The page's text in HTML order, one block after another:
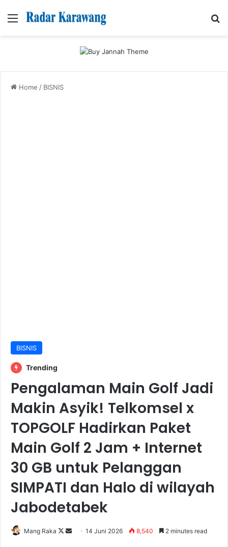
Menu
Home / BISNIS
BISNIS
Trending
Pengalaman Main Golf Jadi
Makin Asyik! Telkomsel x
TOPGOLF Hadirkan Paket
Main Golf 2 Jam + Internet
30 GB untuk Pelanggan
SIMPATI dan Halo di wilayah
Jabodetabek
Mang Raka
Follow
Send14 Juni 2026 8,540 2 minutes read